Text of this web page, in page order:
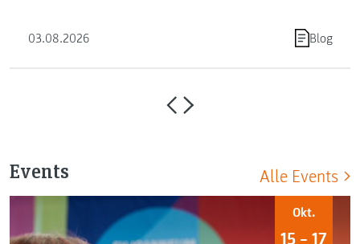
03.08.2026 Blog
Events Alle Events
Okt.
15 – 17